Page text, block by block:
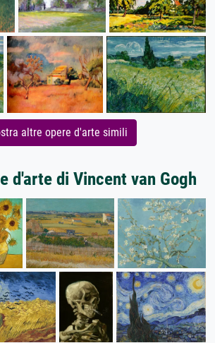
altre opere d'arte simili
d'arte di Vincent van Gogh